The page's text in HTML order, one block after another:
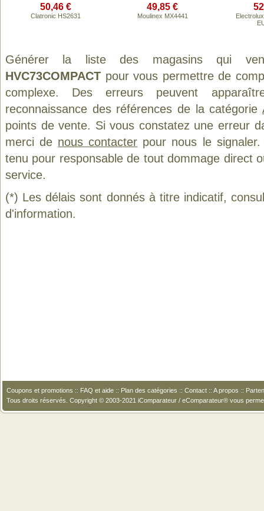
50,46 €
Clatronic HS2631
49,85 €
Moulinex MX4441
Générer la liste des magasins qui
HVC73COMPACT pour vous permettre de
complexe. Des erreurs peuvent
reconnaissance des références de la catégorie
points de vente. Si vous constatez une erreur
merci de nous contacter pour nous le
tenu pour responsable de tout dommage direct
service.
(*) Les délais sont donnés à titre indicatif,
d'information.
Coupons et promotions :: FAQ et aide :: Plan des catégories :: Contact :: A propos ::
Tous droits réservés. Copyright © 2003-2021 iComparateur / eComparateur® vous